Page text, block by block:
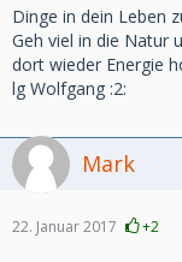
Dinge in dein Leben
Geh viel in die Natur
dort wieder Energie
lg Wolfgang :2:
Mark
22. Januar 2017 +2